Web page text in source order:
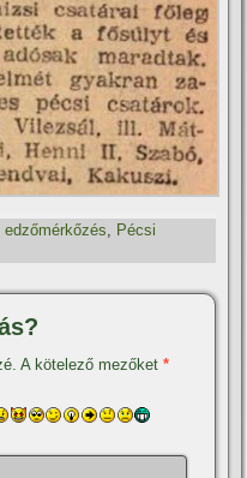
edzőmérkőzés, Pécsi
A kötelező mezőket*